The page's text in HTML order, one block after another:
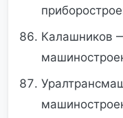
Калашников